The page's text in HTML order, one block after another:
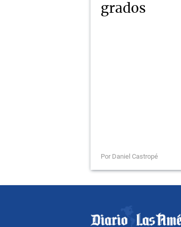
grados
Por Daniel Castropé